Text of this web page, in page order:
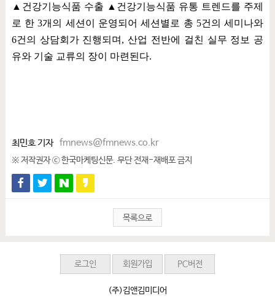
▲ 건강기능식품 수출 ▲ 건강기능식품 유통 트렌드를 주제
로 한3개의 세션이 운영되어 세션별로 총 5건의 세미나와
6건의 상담회가 진행되며 ,산업 전반에 걸친 실무 정보 공
유와 기술 교류의 장이 마련된다.
최민호 기자 fmnews@fmnews.co.kr
※ 저작권자 ⓒ 한국마케팅신문. 무단 전재-재배포 금지
목록으로
로그인 회원가입 PC버전
(주)김앤김미디어